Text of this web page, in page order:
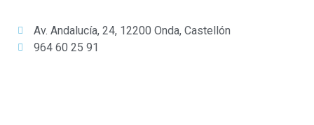
Av. Andalucía, 24, 12200 Onda, Castellón
964 60 25 91